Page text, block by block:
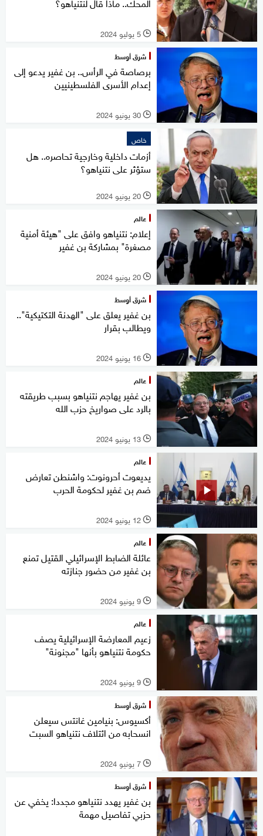
l 5 يوليو 2024
شرق أوسط
برصاصة في الرأس.. بن غفير يدعو إلى
إعدام الأسرى الفلسطينيين
l 30 يونيو 2024
خاص
أزمات داخلية وخارجية تحاصره.. هل
ستؤثر على نتنياهو؟
l 20 يونيو 2024
عالم
إعلام: نتنياهو وافق على "هيئة أمنية
مصغرة" بمشاركة بن غفير
l 20 يونيو 2024
شرق أوسط
بن غفير يعلق على "الهدنة التكتيكية"..
ويطالب بقرار
l 16 يونيو 2024
عالم
بن غفير يهاجم نتنياهو بسبب طريقته
بالرد على صواريخ حزب الله
l 13 يونيو 2024
عالم
يديعوت أحرونوت: واشنطن تعارض
ضم بن غفير لحكومة الحرب
l 12 يونيو 2024
عالم
عائلة الضابط الإسرائيلي القتيل تمنع
بن غفير من حضور جنازته
l 9 يونيو 2024
عالم
زعيم المعارضة الإسرائيلية يصف
حكومة نتنياهو بأنها "مجنونة"
l 9 يونيو 2024
شرق أوسط
أكسيوس: بنيامين غانتس سيعلن
انسحابه من ائتلاف نتنياهو السبت
l 7 يونيو 2024
شرق أوسط
بن غفير يهدد نتنياهو مجددا: يخفي عن
حزبي تفاصيل مهمة